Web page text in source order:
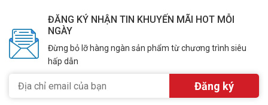
ĐĂNG KÝ NHẬN TIN KHUYẾN MÃI HOT MỖI
NGÀY
Đừng bỏ lỡ hàng ngàn sản phẩm từ chương trình siêu
hấp dẫn